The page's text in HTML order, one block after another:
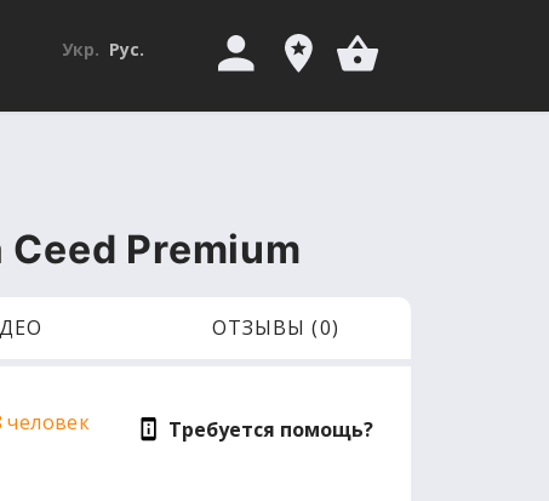
Укр. Рус.
Premium
ОТЗЫВЫ (0)
человек
Требуется помощь?